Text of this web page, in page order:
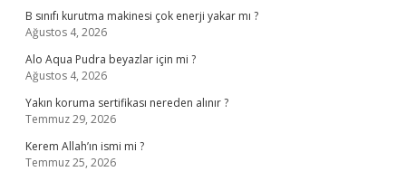
B sınıfı kurutma makinesi çok enerji yakar mı ?
Ağustos 4, 2026
Alo Aqua Pudra beyazlar için mi ?
Ağustos 4, 2026
Yakın koruma sertifikası nereden alınır ?
Temmuz 29, 2026
Kerem Allah’ın ismi mi ?
Temmuz 25, 2026